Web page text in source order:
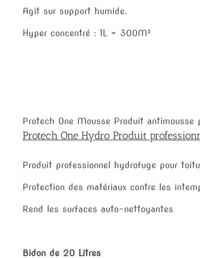
Agit sur support humide.
Hyper concentré : 1L = 300M²
Protech One Mousse Produit
Protech One Hydro Produit
Produit professionnel hydrofuge pour
Protection des matériaux contre les
Rend les surfaces auto-nettoyantes
Bidon de 20 Litres